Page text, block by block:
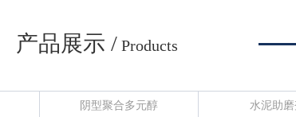
产品展示 / Products
阴型聚合多元醇 水泥助磨